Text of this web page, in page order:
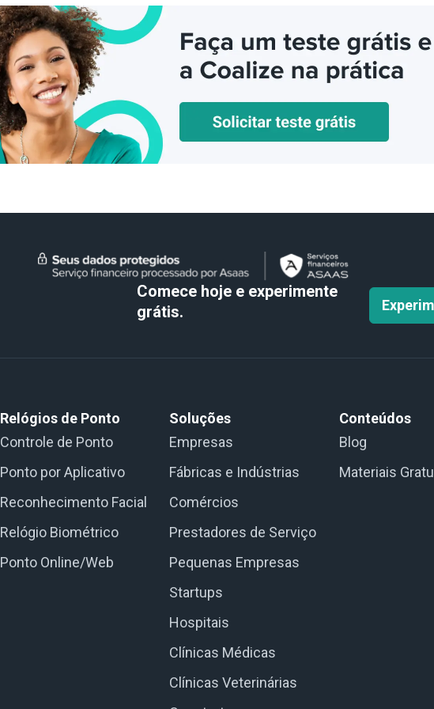
Comece hoje e experimente
grátis.
Relógios de Ponto
Controle de Ponto
Ponto por Aplicativo
Reconhecimento Facial
Relógio Biométrico
Ponto Online/Web
Soluções
Empresas
Fábricas e Indústrias
Comércios
Prestadores de Serviço
Pequenas Empresas
Startups
Hospitais
Clínicas Médicas
Clínicas Veterinárias
Conteúdos
Blog
Materiais